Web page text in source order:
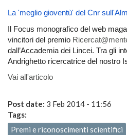
La 'meglio gioventù' del Cnr
Il Focus monografico del web
vincitori del premio
dall’Accademia dei Lincei. Tra gli
Andrighetto ricercatrice del nostro
Vai all'articolo
Post date: 3 Feb 2014 - 11:56
Tags:
Premi e riconoscimenti scientifici